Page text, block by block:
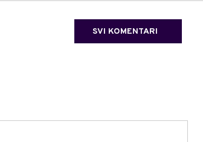
SVI KOMENTARI